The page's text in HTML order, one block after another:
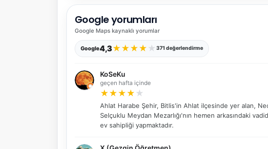
Google yorumları
Google Maps kaynaklı yorumlar
Google4,3★ ★ ★ ★ ★ 371 değerlendirme
KoSeKu
geçen hafta içinde
★ ★ ★ ★ ★
Ahlat Harabe Şehir, Bitlis'in Ahlat ilçesinde yer alan,
Selçuklu Meydan Mezarlığı'nın hemen arkasındaki
ev sahipliği yapmaktadır.